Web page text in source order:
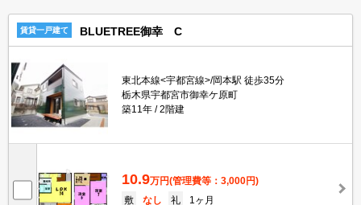
賃貸一戸建て BLUETREE御幸 C
東北本線<宇都宮線>/岡本駅 徒歩35分
栃木県宇都宮市御幸ケ原町
築11年
2階建
10.9万円(管理費等：3,000円)
敷
なし 礼 1ヶ月